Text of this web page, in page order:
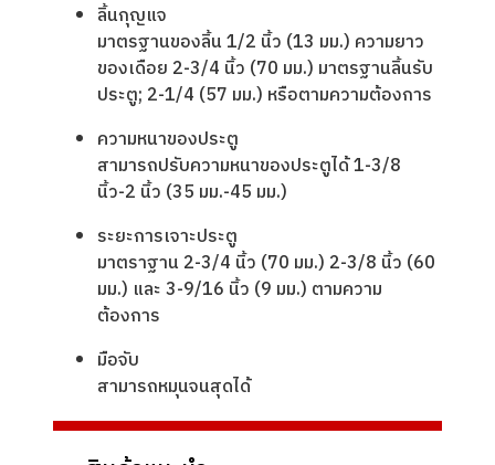
ลิ้นกุญแจ
มาตรฐานของลิ้น 1/2 นิ้ว (13 มม.) ความยาว
ของเดือย 2-3/4 นิ้ว (70 มม.) มาตรฐานลิ้นรับ
ประตู; 2-1/4 (57 มม.) หรือตามความต้องการ
ความหนาของประตู
สามารถปรับความหนาของประตูได้ 1-3/8
นิ้ว-2 นิ้ว (35 มม.-45 มม.)
ระยะการเจาะประตู
มาตราฐาน 2-3/4 นิ้ว (70 มม.) 2-3/8 นิ้ว (60
มม.) และ 3-9/16 นิ้ว (9 มม.) ตามความ
ต้องการ
มือจับ
สามารถหมุนจนสุดได้